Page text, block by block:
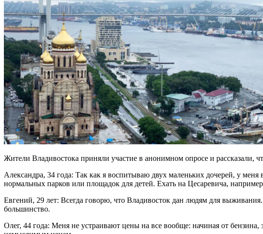
Жители Владивостока приняли участие в анонимном опросе и рассказали,
Александра, 34 года: Так как я воспитываю двух маленьких дочерей, у
нормальных парков или площадок для детей. Ехать на Цесаревича,
Евгений, 29 лет: Всегда говорю, что Владивосток дан людям для
большинство.
Олег, 44 года: Меня не устраивают цены на все вообще: начиная от